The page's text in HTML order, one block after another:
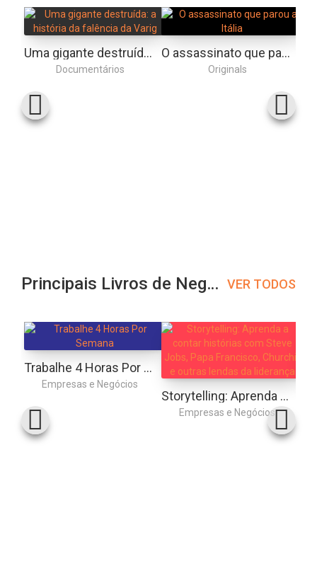
Uma gigante destruída: a história da falência da Varig
Documentários
O assassinato que parou a Itália
Originals
Principais Livros de Negócios VER TODOS
Trabalhe 4 Horas Por Semana
Empresas e Negócios
Storytelling: Aprenda a contar histórias com Steve Jobs, Papa Francisco, Churchill e outras lendas da liderança
Empresas e Negócios